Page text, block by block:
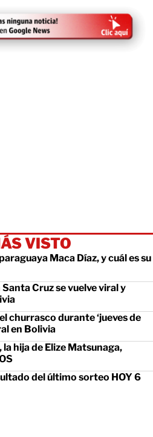
VISTO
Maca Díaz, y cuál es su
Cruz se vuelve viral y
churrasco durante ‘jueves de
en Bolivia
la hija de Elize Matsunaga,
del último sorteo HOY 6